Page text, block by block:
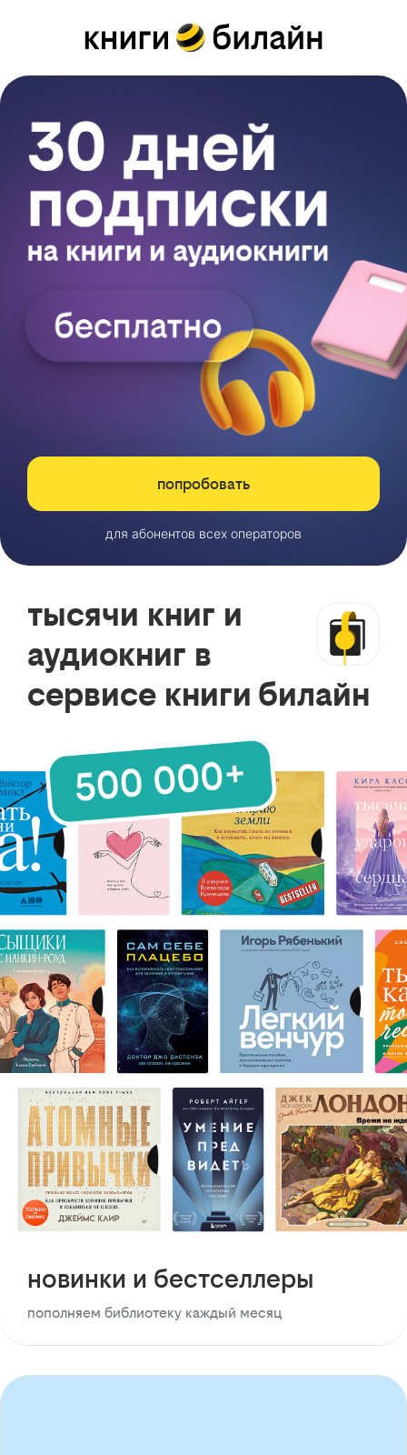
попробовать
для абонентов всех операторов
тысячи книг и
аудиокниг в
сервисе книги билайн
новинки и бестселлеры
пополняем библиотеку каждый месяц